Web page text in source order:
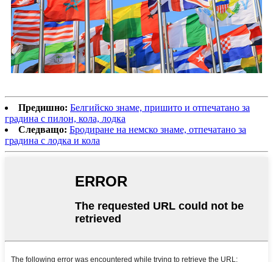
Предишно: Белгийско знаме, пришито и отпечатано за
градина с пилон, кола, лодка
Следващо: Бродиране на немско знаме, отпечатано за
градина с лодка и кола